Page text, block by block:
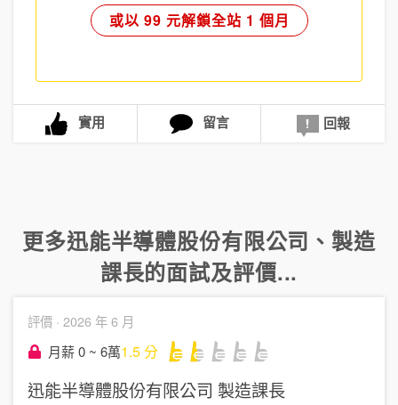
或以 99 元解鎖全站 1 個月
實用 留言 回報
更多迅能半導體股份有限公司 、製造
課長的面試及評價...
評價 · 2026 年 6 月
月薪 0 ~ 6萬1.5分
迅能半導體股份有限公司 製造課長